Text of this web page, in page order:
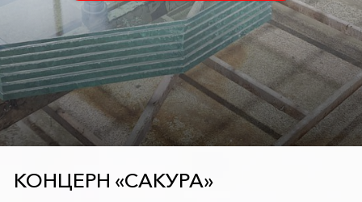
КОНЦЕРН «САКУРА»